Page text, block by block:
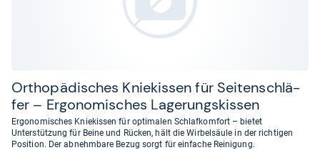
sich
Ortho­pä­di­sches Knie­kis­sen für Sei­ten­schlä­
fer – Ergo­no­mi­sches Lage­rungs­kis­sen
Ergonomisches Kniekissen für optimalen Schlafkomfort – bietet
Unterstützung für Beine und Rücken, hält die Wirbelsäule in der richtigen
Position. Der abnehmbare Bezug sorgt für einfache Reinigung.